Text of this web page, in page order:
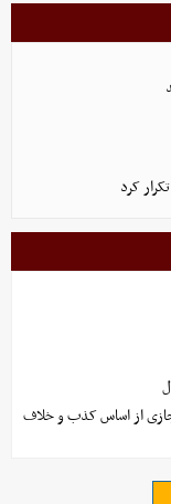
کرد
از اساس کذب و خلاف